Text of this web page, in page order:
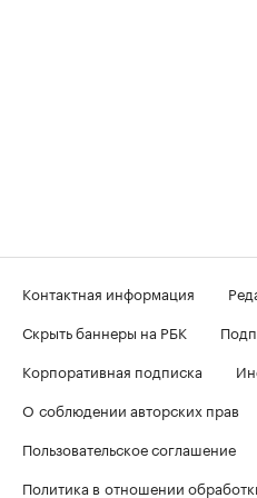
Контактная информация
Скрыть баннеры на РБК
Корпоративная подписка
О соблюдении авторских прав
Пользовательское соглашение
Политика в отношении